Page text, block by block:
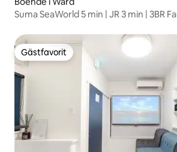
Suma SeaWorld 5 min | JR 3 min | 3BR
Gästfavorit
Gästfavorit